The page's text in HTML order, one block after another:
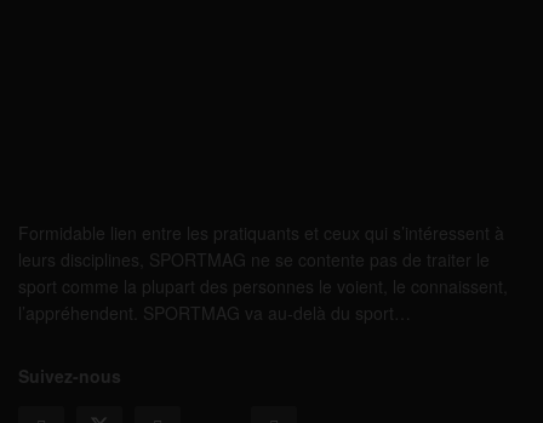
Formidable lien entre les pratiquants et ceux qui s’intéressent à
leurs disciplines, SPORTMAG ne se contente pas de traiter le
sport comme la plupart des personnes le voient, le connaissent,
l’appréhendent. SPORTMAG va au-delà du sport…
Suivez-nous